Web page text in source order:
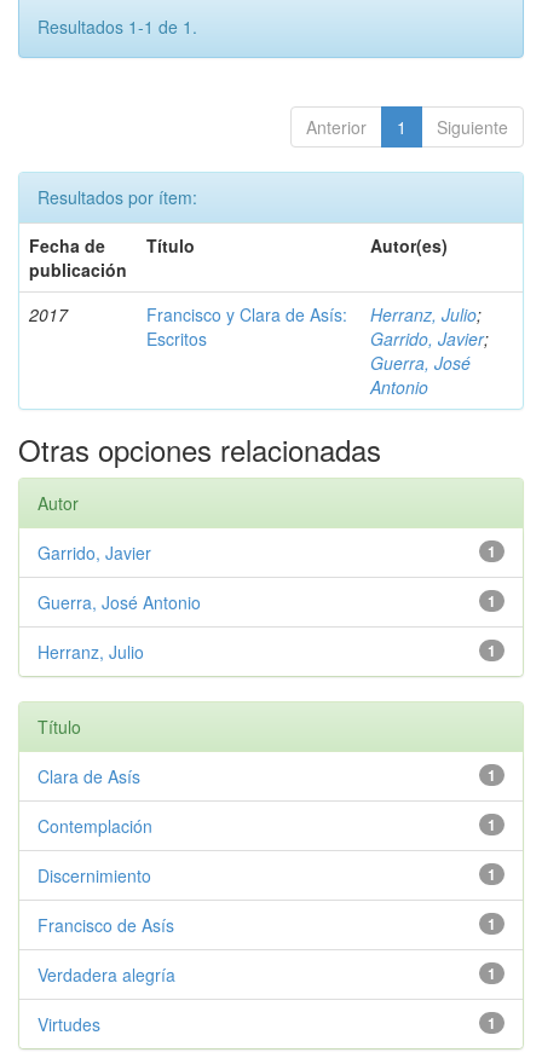
Resultados 1-1 de 1.
Anterior 1 Siguiente
Resultados por ítem:
Fecha de
publicación
Título Autor(es)
2017
Francisco y Clara de Asís:
Escritos
Herranz, Julio;
Garrido, Javier;
Guerra, José
Antonio
Otras opciones relacionadas
Autor
1
Garrido, Javier
1
Guerra, José Antonio
1
Herranz, Julio
Título
1
Clara de Asís
1
Contemplación
1
Discernimiento
1
Francisco de Asís
1
Verdadera alegría
1
Virtudes